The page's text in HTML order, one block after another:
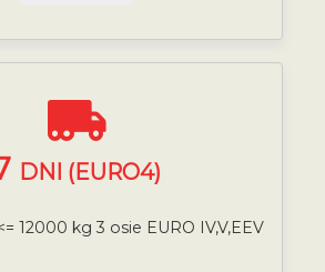
DNI (EURO4)
12000 kg 3 osie EURO IV,V,EEV